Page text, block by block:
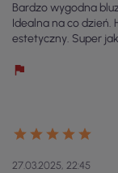
Bardzo wygodna
Idealna na co dzień.
estetyczny. Super
27.03.2025, 22:45